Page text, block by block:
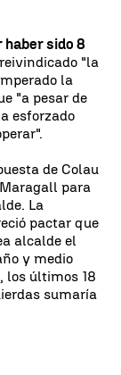
haber sido 8
"la
la
"a pesar de
esforzado
de Colau
para
La
pactar que
alcalde el
y medio
los últimos 18
sumaría